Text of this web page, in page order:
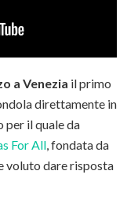
a Venezia il primo
direttamente in
per il quale da
For All, fondata da
voluto dare risposta